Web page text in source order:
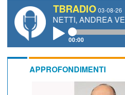
TBRADIO 03-08-26
GIANETTI, ANDREA
00:00
APPROFONDIMENTI